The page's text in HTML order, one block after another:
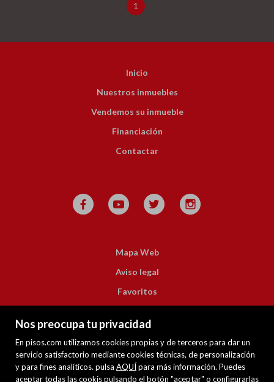
Nos preocupa tu privacidad
En pisos.com utilizamos cookies propias y de terceros para dar un
servicio satisfactorio mediante cookies técnicas, de personalización
y para fines analíticos. pulsa AQUÍ para más información. Puedes
aceptar todas las cookis pulsando el botón "aceptar" o configurarlas
1
Inicio
Nuestros inmuebles
Vendemos su inmueble
Financiación
Contactar
Mapa Web
Aviso legal
Favoritos
Noticias
Política de cookies